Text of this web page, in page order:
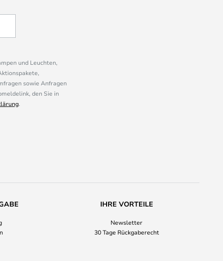
und Leuchten,
sowie Anfragen
den Sie in
.
IHRE VORTEILE
Newsletter
30 Tage Rückgaberecht